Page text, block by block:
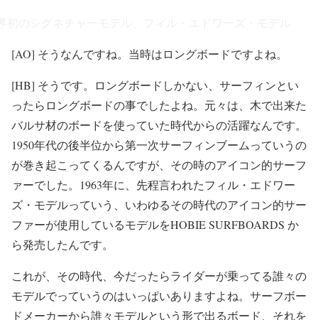
[AO] そうなんですね。当時はロングボードですよね。
[HB] そうです。ロングボードしかない、サーフィンとい
ったらロングボードの事でしたよね。元々は、木で出来た
バルサ材のボードを使っていた時代からの活躍なんです。
1950年代の後半位から第一次サーフィンブームっていうの
が巻き起こってくるんですが、その時のアイコン的サーフ
ァーでした。1963年に、先程言われたフィル・エドワー
ズ・モデルっていう、いわゆるその時代のアイコン的サー
ファーが使用しているモデルをHOBIE SURFBOARDS か
ら発売したんです。
これが、その時代、今だったらライダーが乗ってる誰々の
モデルでっていうのはいっぱいありますよね。サーフボー
ドメーカーから誰々モデルという形で出るボード、それを